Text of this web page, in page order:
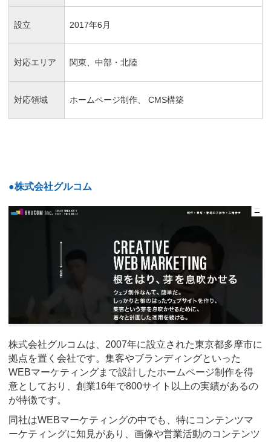
設立 2017年6月
対応エリア 関東、中部・北陸
対応領域 ホームページ制作、 CMS構築
●株式会社グルコム
株式会社グルコムは、2007年に設立された東京都多摩市に
拠点を置く会社です。集客やブランディングといった
WEBマーケティングまで設計したホームページ制作を得
意としており、創業16年で800サイト以上の実績があるの
が特徴です。
同社はWEBマーケティングの中でも、特にコンテンツマ
ーケティングに知見があり、画像や営業活動のコンテンツ